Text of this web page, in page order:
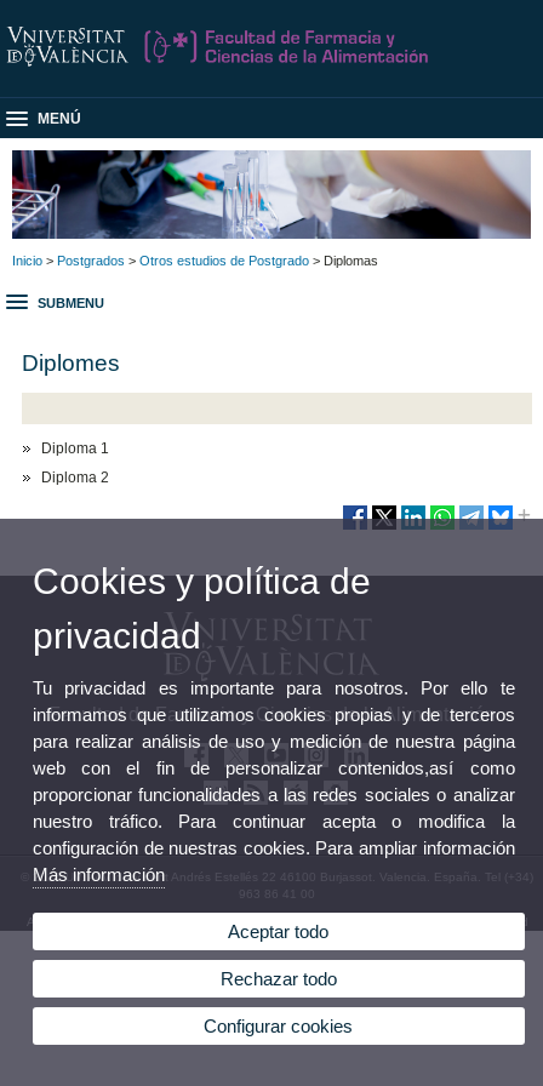
MENÚ
Inicio > Postgrados > Otros estudios de Postgrado > Diplomas
SUBMENU
Diplomes
Diploma 1
Diploma 2
Facultad de Farmacia y Ciencias de la Alimentación
© 2026 UV. - Av. de Vicent Andrés Estellés 22 46100 Burjassot. Valencia. España. Tel (+34)
963 86 41 00
Aviso legal Política privacidad Cookies Buzón Facultad
Cookies y política de
privacidad
Tu privacidad es importante para nosotros. Por ello te
informamos que utilizamos cookies propias y de terceros
para realizar análisis de uso y medición de nuestra página
web con el fin de personalizar contenidos,así como
proporcionar funcionalidades a las redes sociales o analizar
nuestro tráfico. Para continuar acepta o modifica la
configuración de nuestras cookies. Para ampliar información
Más información
Aceptar todo
Rechazar todo
Configurar cookies